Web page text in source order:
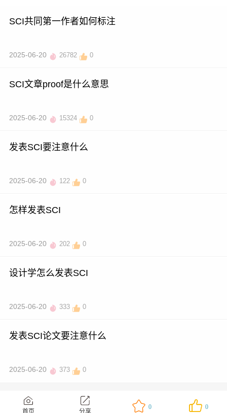
SCI共同第一作者如何标注
2025-06-20 26782 0
SCI文章proof是什么意思
2025-06-20 15324 0
发表SCI要注意什么
2025-06-20 122 0
怎样发表SCI
2025-06-20 202 0
设计学怎么发表SCI
2025-06-20 333 0
发表SCI论文要注意什么
2025-06-20 373 0
首页
0 0